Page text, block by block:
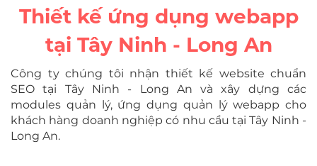
Thiết kế ứng dụng webapp
tại Tây Ninh - Long An
Công ty chúng tôi nhận thiết kế website chuẩn
SEO tại Tây Ninh - Long An và xây dựng các
modules quản lý, ứng dụng quản lý webapp cho
khách hàng doanh nghiệp có nhu cầu tại Tây Ninh -
Long An.